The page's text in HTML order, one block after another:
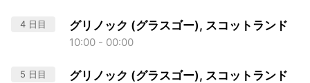
4 日目 グリノック (グラスゴー), スコットランド
10:00 - 00:00
5 日目 グリノック (グラスゴー), スコットランド